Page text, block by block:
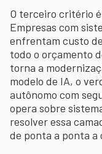
O terceiro critério
Empresas com
enfrentam custo
todo o orçamento
torna a
modelo de IA, o
autônomo com
opera sobre
resolver essa
de ponta a ponta